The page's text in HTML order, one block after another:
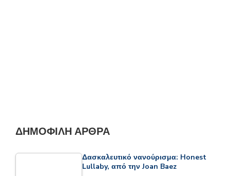
ΔΗΜΟΦΙΛΉ ΆΡΘΡΑ
Δασκαλευτικό νανούρισμα: Honest
Lullaby, από την Joan Baez